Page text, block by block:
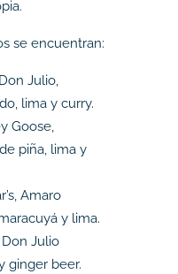
se encuentran:
Julio,
lima y curry.
Goose,
piña, lima y
Amaro
y lima.
Julio
ginger beer.